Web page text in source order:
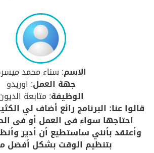
الاسم: سناء محمد
جهة العمل: اوريدو
الوظيفة: متابعة
قالوا عنا: البرنامج رائع أضاف لي
احتاجها سواء فى العمل أو فى
وأعتقد بأنني ساستطيع أن أدير
بتنظيم الوقت بشكل أفضل